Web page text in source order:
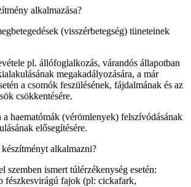
alkalmazása?
(visszérbetegség) tüneteinek
pl. állófoglalkozás, várandós állapotban
megakadályozására, a már
a csomók feszülésének, fájdalmának és az
csökkentésére.
a haematómák (vérömlenyek) felszívódásának
elősegítésére.
alkalmazni?
szemben ismert túlérzékenység esetén:
fészkesvirágú fajok (pl: cickafark,